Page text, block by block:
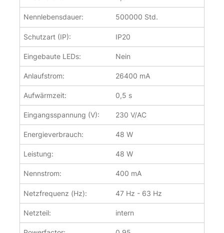
Nennlebensdauer: 500000 Std.
Schutzart (IP): IP20
Eingebaute LEDs: Nein
Anlaufstrom: 26400 mA
Aufwärmzeit: 0,5 s
Eingangsspannung (V): 230 V/AC
Energieverbrauch: 48 W
Leistung: 48 W
Nennstrom: 400 mA
Netzfrequenz (Hz): 47 Hz - 63 Hz
Netzteil: intern